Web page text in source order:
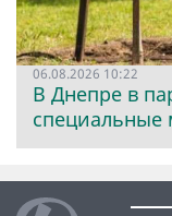
06.08.2026 10:22
В Днепре в
специальные